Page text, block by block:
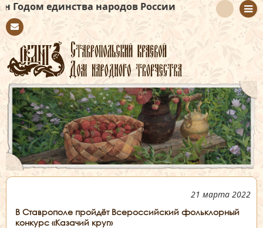
народов России
tact
21 марта 2022
В Ставрополе пройдёт Всероссийский фольклорный
конкурс «Казачий круг»